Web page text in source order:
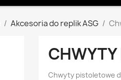
Akcesoria do replik ASG
Chwyty pistoletowe